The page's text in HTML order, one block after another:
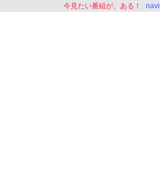
今見たい番組が、ある！